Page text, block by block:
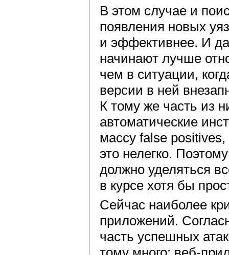
В этом случае и
появления новых
и эффективнее. И
начинают лучше
чем в ситуации,
версии в ней
К тому же часть из
автоматические
массу false
это нелегко.
должно уделяться
в курсе хотя бы
Сейчас наиболее
приложений.
часть успешных